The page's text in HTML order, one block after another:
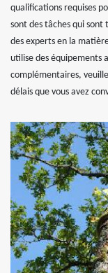
qualifications requises
sont des tâches qui sont
des experts en la
utilise des équipements
complémentaires,
délais que vous avez